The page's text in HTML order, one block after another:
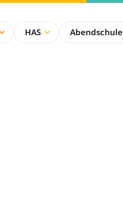
HAS Abendschule